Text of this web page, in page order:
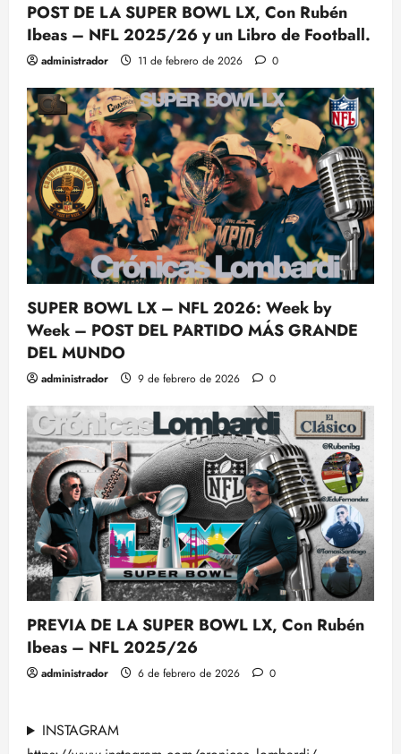
POST DE LA SUPER BOWL LX, Con Rubén
Ibeas – NFL 2025/26 y un Libro de Football.
administrador 11 de febrero de 2026 0
SUPER BOWL LX – NFL 2026: Week by
Week – POST DEL PARTIDO MÁS GRANDE
DEL MUNDO
administrador 9 de febrero de 2026 0
PREVIA DE LA SUPER BOWL LX, Con Rubén
Ibeas – NFL 2025/26
administrador 6 de febrero de 2026 0
INSTAGRAM